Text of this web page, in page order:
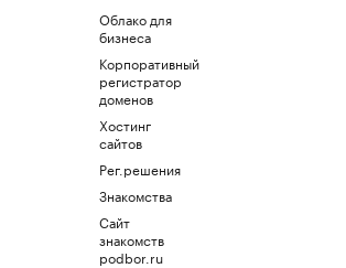
Облако для
бизнеса
Корпоративный
регистратор
доменов
Хостинг
сайтов
Рег.решения
Знакомства
Сайт
знакомств
podbor.ru